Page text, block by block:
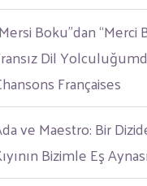
Boku”dan “Merci
Dil
Françaises
ve Maestro: Bir
Bizimle Eş Aynası